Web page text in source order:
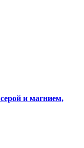
и магнием,